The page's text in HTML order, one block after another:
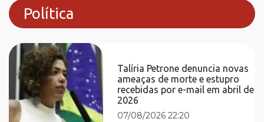
Política
Talíria Petrone denuncia novas
ameaças de morte e estupro
recebidas por e-mail em abril de
2026
07/08/2026 22:20